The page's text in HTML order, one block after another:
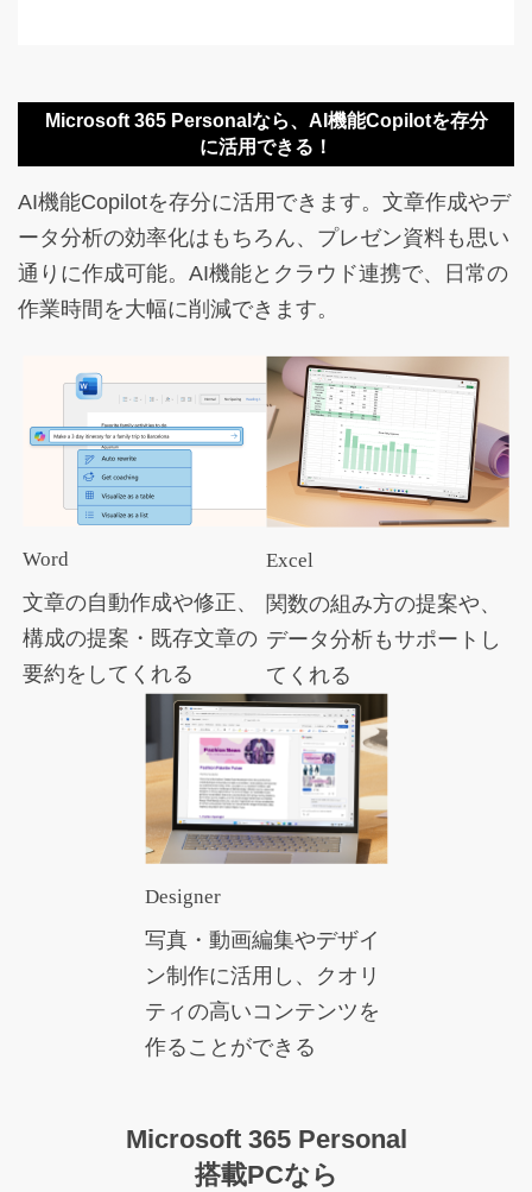
Microsoft 365 Personalなら、AI機能Copilotを存分
に活用できる！
AI機能Copilotを存分に活用できます。文章作成やデ
ータ分析の効率化はもちろん、プレゼン資料も思い
通りに作成可能。AI機能とクラウド連携で、日常の
作業時間を大幅に削減できます。
Word
文章の自動作成や修正、
構成の提案・既存文章の
要約をしてくれる
Excel
関数の組み方の提案や、
データ分析もサポートし
てくれる
Designer
写真・動画編集やデザイ
ン制作に活用し、クオリ
ティの高いコンテンツを
作ることができる
Microsoft 365 Personal
搭載PCなら